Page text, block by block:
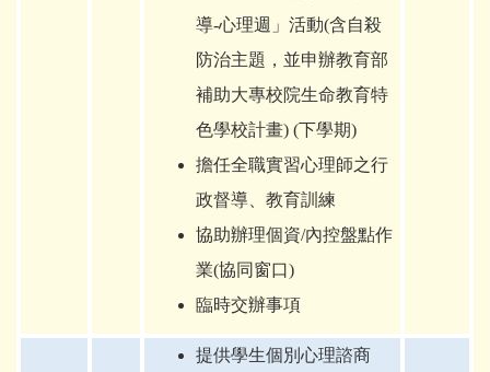
導-心理週」活動(含自殺
防治主題，並申辦教育部
補助大專校院生命教育特
色學校計畫) (下學期)
擔任全職實習心理師之行
政督導、教育訓練
協助辦理個資/內控盤點作
業(協同窗口)
臨時交辦事項
提供學生個別心理諮商